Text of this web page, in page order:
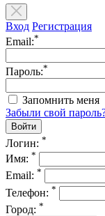
Вход Регистрация
Email:*
Пароль:*
Запомнить меня
Забыли свой
Логин: *
Имя: *
Email: *
Телефон: *
Город: *